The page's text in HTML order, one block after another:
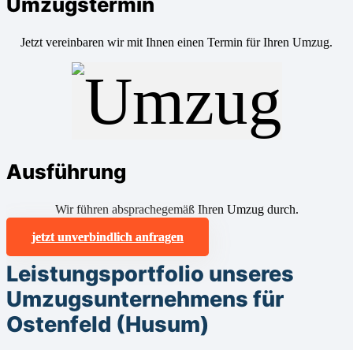
Jetzt vereinbaren wir mit Ihnen einen Termin für Ihren Umzug.
Ausführung
Wir führen absprachegemäß Ihren Umzug durch.
jetzt unverbindlich anfragen
Leistungsportfolio unseres
Umzugsunternehmens für
Ostenfeld (Husum)